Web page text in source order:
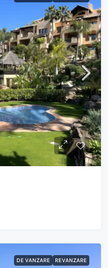
DE VANZARE REVANZARE